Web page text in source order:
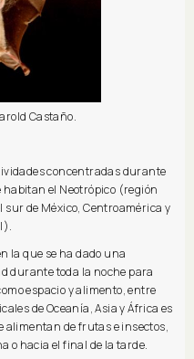
Castaño.
concentradas durante
el Neotrópico (región
sur de México, Centroamérica y
la que se ha dado una
durante toda la noche para
espacio y alimento, entre
de Oceanía, Asia y África es
alimentan de frutas e insectos,
o hacia el final de la tarde.